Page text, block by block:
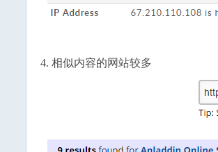
4. 相似内容的网站较多